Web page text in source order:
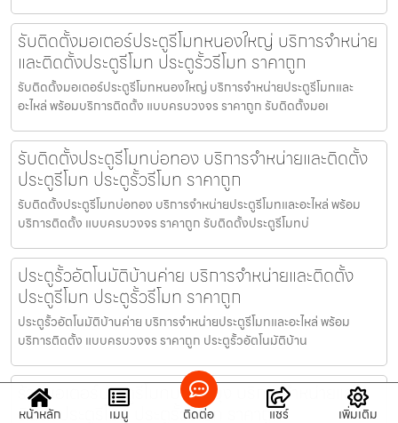
รับติดตั้งมอเตอร์ประตูรีโมทหนองใหญ่ บริการจำหน่าย
และติดตั้งประตูรีโมท ประตูรั้วรีโมท ราคาถูก
รับติดตั้งมอเตอร์ประตูรีโมทหนองใหญ่ บริการจำหน่ายประตูรีโมทและ
อะไหล่ พร้อมบริการติดตั้ง แบบครบวงจร ราคาถูก รับติดตั้งมอเ
รับติดตั้งประตูรีโมทบ่อทอง บริการจำหน่ายและติดตั้ง
ประตูรีโมท ประตูรั้วรีโมท ราคาถูก
รับติดตั้งประตูรีโมทบ่อทอง บริการจำหน่ายประตูรีโมทและอะไหล่ พร้อม
บริการติดตั้ง แบบครบวงจร ราคาถูก รับติดตั้งประตูรีโมทบ่
ประตูรั้วอัตโนมัติบ้านค่าย บริการจำหน่ายและติดตั้ง
ประตูรีโมท ประตูรั้วรีโมท ราคาถูก
ประตูรั้วอัตโนมัติบ้านค่าย บริการจำหน่ายประตูรีโมทและอะไหล่ พร้อม
บริการติดตั้ง แบบครบวงจร ราคาถูก ประตูรั้วอัตโนมัติบ้าน
ร้านมอเตอร์ประตูรีโมทบางละมุง บริการจำหน่ายและ
ติดตั้งประตูรีโมท ประตูรั้วรีโมท ราคาถูก
หน้าหลัก เมนู ติดต่อ แชร์ เพิ่มเติม